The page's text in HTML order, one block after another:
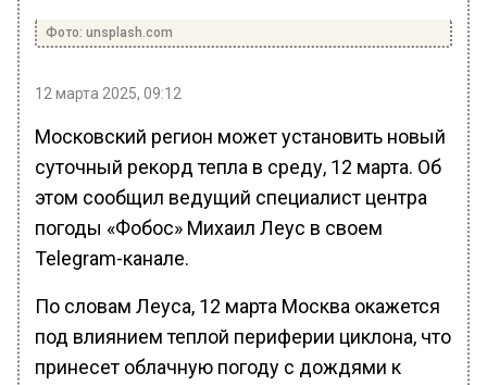
Фото: unsplash.com
12 марта 2025, 09:12
Московский регион может установить новый
суточный рекорд тепла в среду, 12 марта. Об
этом сообщил ведущий специалист центра
погоды «Фобос» Михаил Леус в своем
Telegram-канале.
По словам Леуса, 12 марта Москва окажется
под влиянием теплой периферии циклона, что
принесет облачную погоду с дождями к